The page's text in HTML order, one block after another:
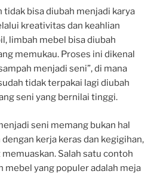
tidak bisa diubah menjadi karya
kreativitas dan keahlian
limbah mebel bisa diubah
memukau. Proses ini dikenal
menjadi seni”, di mana
tidak terpakai lagi diubah
seni yang bernilai tinggi.
seni memang bukan hal
kerja keras dan kegigihan,
Salah satu contoh
mebel yang populer adalah meja